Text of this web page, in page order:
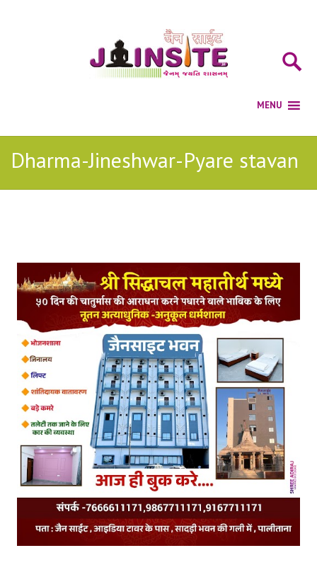
Dharma-Jineshwar-Pyare stavan